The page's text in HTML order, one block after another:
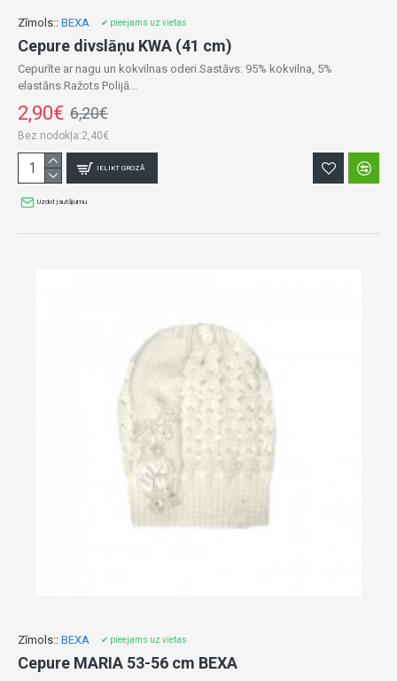
Zīmols:: BEXA ✔ pieejams uz vietas
Cepure divslāņu KWA (41 cm)
Cepurīte ar nagu un kokvilnas oderi.Sastāvs: 95% kokvilna, 5%
elastāns.Ražots Polijā...
2,90€ 6,20€
Bez nodokļa:2,40€
IELIKT GROZĀ
Uzdot jautājumu
Zīmols:: BEXA ✔ pieejams uz vietas
Cepure MARIA 53-56 cm BEXA